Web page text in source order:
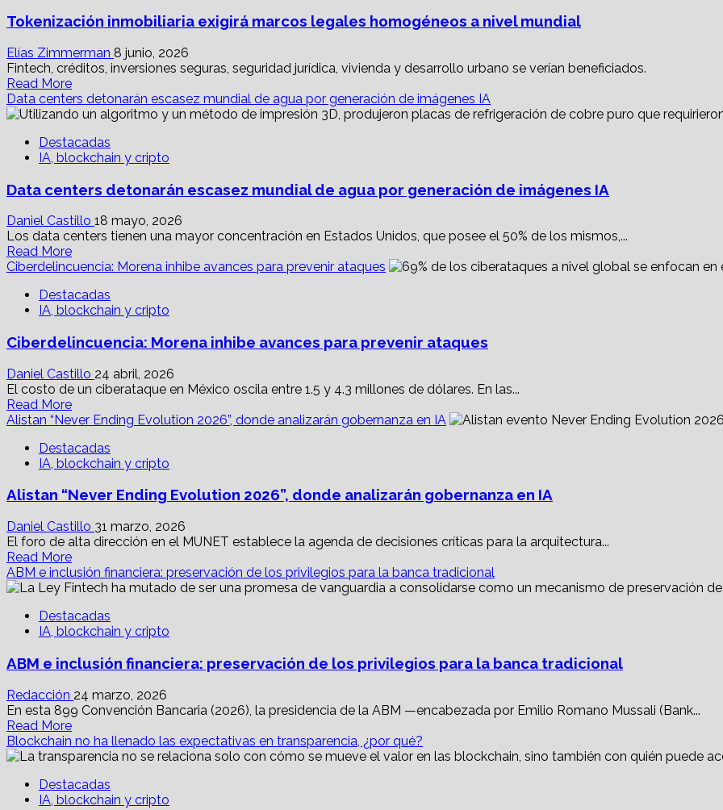
de
Street
operarán
mediante
blockchain
Tokenización inmobiliaria exigirá marcos legales homogéneos a nivel mundial
Elías Zimmerman 8 junio, 2026
Fintech, créditos, inversiones seguras, seguridad jurídica, vivienda y desarrollo urbano se verían beneficiados.
Read MoreRead
more
about
inmobiliaria
exigirá
legales
a
nivel
mundial
Data centers detonarán escasez mundial de agua por generación de imágenes IA
Destacadas
IA, blockchain y cripto
Data centers detonarán escasez mundial de agua por generación de imágenes IA
Daniel Castillo 18 mayo, 2026
Los data centers tienen una mayor concentración en Estados Unidos, que posee el 50% de los mismos,...
Read MoreRead
more
Data
centers
escasez
de
agua
por
generación
imágenes
IA
Ciberdelincuencia: Morena inhibe avances para prevenir ataques
Destacadas
IA, blockchain y cripto
Ciberdelincuencia: Morena inhibe avances para prevenir ataques
Daniel Castillo 24 abril, 2026
El costo de un ciberataque en México oscila entre 1.5 y 4.3 millones de dólares. En las...
Read MoreRead
more
Ciberdelincuencia:
Morena
avances
prevenir
ataques
Alistan “Never Ending Evolution 2026”, donde analizarán gobernanza en IA
Destacadas
IA, blockchain y cripto
Alistan “Never Ending Evolution 2026”, donde analizarán gobernanza en IA
Daniel Castillo 31 marzo, 2026
El foro de alta dirección en el MUNET establece la agenda de decisiones críticas para la arquitectura...
Read MoreRead
more
about
“Never
Ending
2026”,
analizarán
gobernanza
en
IA
ABM e inclusión financiera: preservación de los privilegios para la banca tradicional
Destacadas
IA, blockchain y cripto
ABM e inclusión financiera: preservación de los privilegios para la banca tradicional
Redacción 24 marzo, 2026
En esta 899 Convención Bancaria (2026), la presidencia de la ABM —encabezada por Emilio Romano Mussali (Bank...
Read MoreRead
more
about
e
inclusión
Blockchain no ha llenado las expectativas en transparencia, ¿por qué?
Destacadas
IA, blockchain y cripto